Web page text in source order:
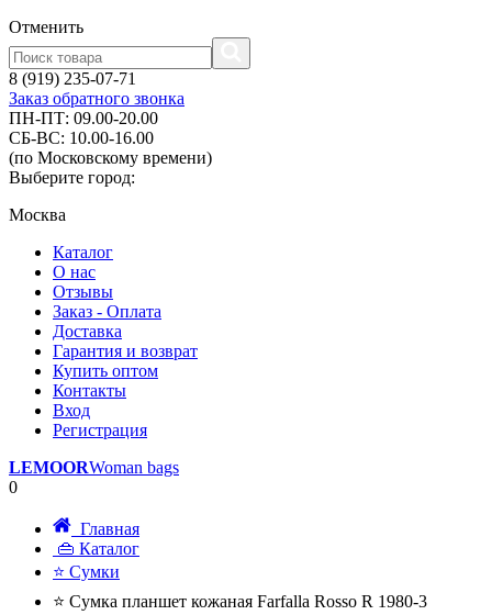
Отменить
8 (919) 235-07-71
Заказ обратного звонка
ПН-ПТ: 09.00-20.00
СБ-ВС: 10.00-16.00
(по Московскому времени)
Выберите город:
Москва
Каталог
О нас
Отзывы
Заказ - Оплата
Доставка
Гарантия и возврат
Купить оптом
Контакты
Вход
Регистрация
LEMOORWoman bags
0
Главная
👜 Каталог
⭐ Сумки
⭐ Сумка планшет кожаная Farfalla Rosso R 1980-3